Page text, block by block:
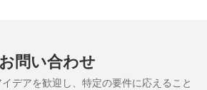
お問い合わせ
デアを歓迎し、特定の要件に応えること